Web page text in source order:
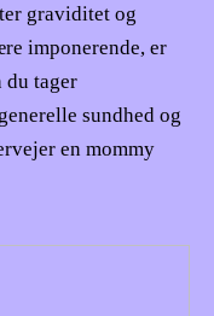
graviditet og
imponerende, er
du tager
sundhed og
en mommy